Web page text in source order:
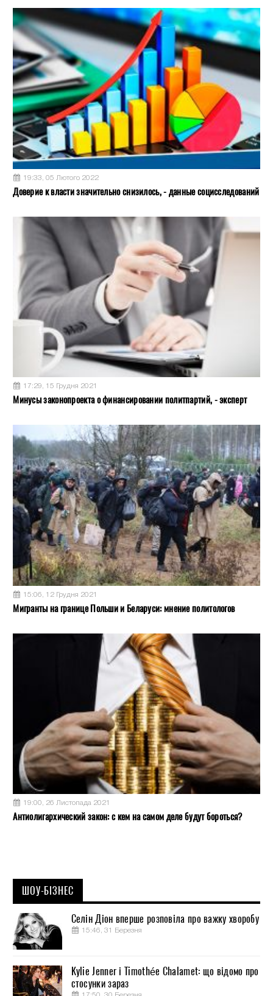
19:33, 05 Лютого 2022
Доверие к власти значительно снизилось, - данные социсследований
17:29, 15 Грудня 2021
Минусы законопроекта о финансировании политпартий, - эксперт
15:06, 12 Грудня 2021
Мигранты на границе Польши и Беларуси: мнение политологов
19:00, 26 Листопада 2021
Антиолигархический закон: с кем на самом деле будут бороться?
ШОУ-БІЗНЕС
Селін Діон вперше розповіла про важку хворобу
15:46, 31 Березня
Kylie Jenner і Timothée Chalamet: що відомо про
стосунки зараз